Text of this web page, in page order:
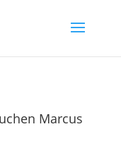
Marcus